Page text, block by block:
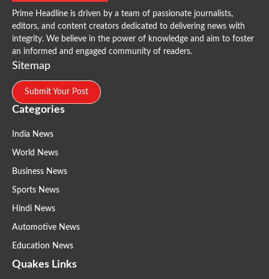
Prime Headline is driven by a team of passionate journalists,
editors, and content creators dedicated to delivering news with
integrity. We believe in the power of knowledge and aim to foster
an informed and engaged community of readers.
Sitemap
Submit Your Post
Categories
India News
World News
Business News
Sports News
Hindi News
Automotive News
Education News
Quakes Links